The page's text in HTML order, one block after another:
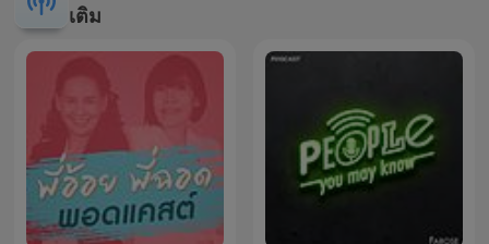
เติม